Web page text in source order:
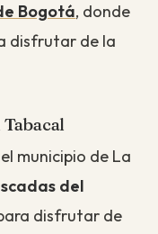
Bogotá, donde
disfrutar de la
municipio de La
del
disfrutar de